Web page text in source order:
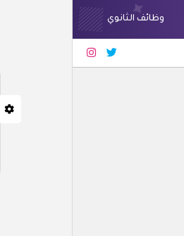
وظائف الثانوي
بجدة والرياض أحدث الوظائف